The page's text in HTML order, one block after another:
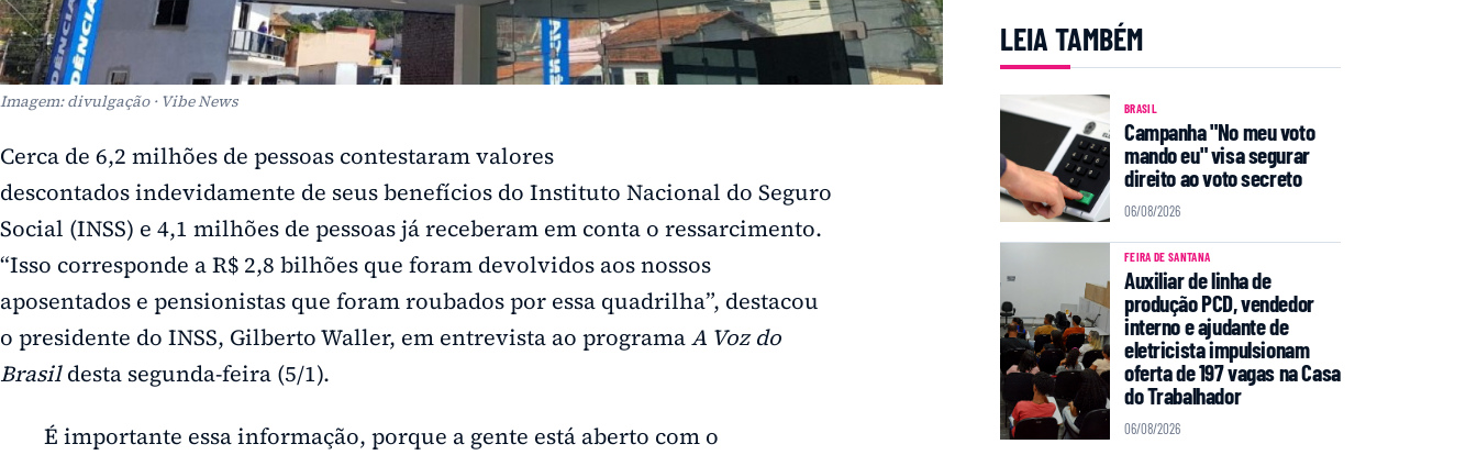
Imagem: divulgação · Vibe News
Cerca de 6,2 milhões de pessoas contestaram valores
descontados indevidamente de seus benefícios do Instituto Nacional do Seguro
Social (INSS) e 4,1 milhões de pessoas já receberam em conta o ressarcimento.
“Isso corresponde a R$ 2,8 bilhões que foram devolvidos aos nossos
aposentados e pensionistas que foram roubados por essa quadrilha”, destacou
o presidente do INSS, Gilberto Waller, em entrevista ao programaA Voz do
Brasildesta segunda-feira (5/1).
É importante essa informação, porque a gente está aberto com o
LEIA TAMBÉM
BRASIL
Campanha "No meu voto
mando eu" visa segurar
direito ao voto secreto
06/08/2026
FEIRA DE SANTANA
Auxiliar de linha de
produção PCD, vendedor
interno e ajudante de
eletricista impulsionam
oferta de 197 vagas na Casa
do Trabalhador
06/08/2026